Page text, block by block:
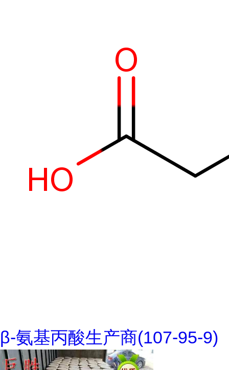
β-氨基丙酸生产商(107-95-9)